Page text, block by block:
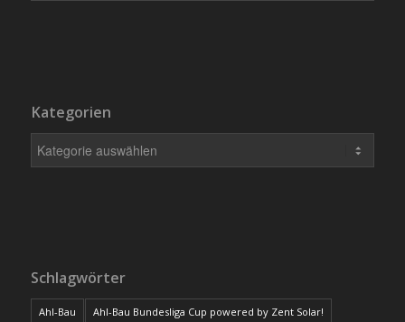
Kategorien
Schlagwörter
Ahl-Bau
Ahl-Bau Bundesliga Cup powered by Zent Solar!